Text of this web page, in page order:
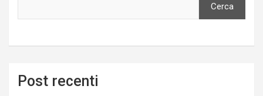
Cerca
Post recenti